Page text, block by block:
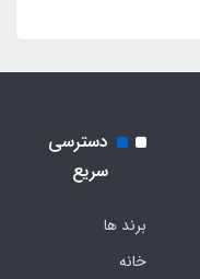
دسترسی
سریع
برند ها
خانه